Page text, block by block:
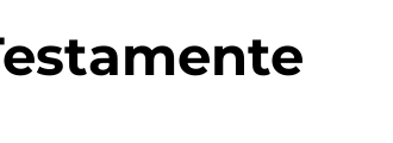
testamente